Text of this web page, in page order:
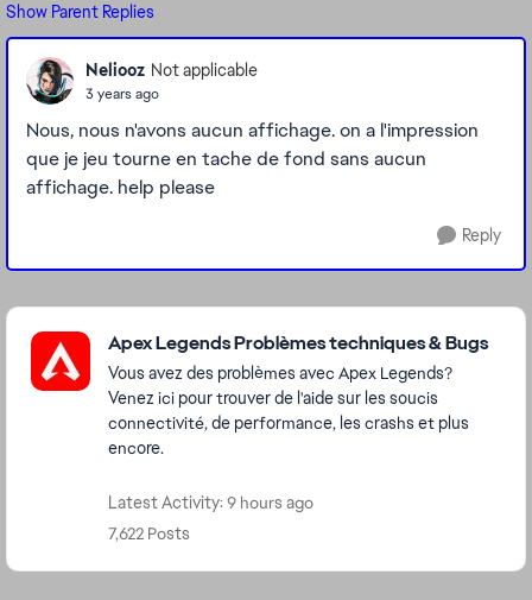
Show Parent Replies
Neliooz Not applicable
3 years ago
Nous, nous n'avons aucun affichage. on a l'impression
que je jeu tourne en tache de fond sans aucun
affichage. help please
Reply
Featured Places
Apex Legends Problèmes techniques & Bugs
Vous avez des problèmes avec Apex Legends?
Venez ici pour trouver de l'aide sur les soucis
connectivité, de performance, les crashs et plus
encore.
Latest Activity: 9 hours ago
7,622 Posts